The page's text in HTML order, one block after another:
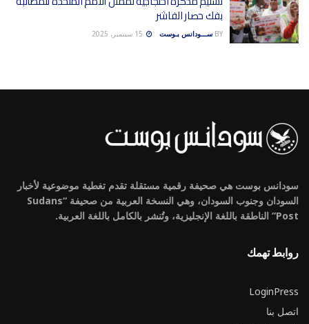
بفك حصار الفاشر
BY ســـودانس بـوست
سودانس بوست هي صحيفة رقمية مستقلة تقدم تغطية موضوعية لأخبار
السودان وجنوب السودان، وهي النسخة العربية من صحيفة “Sudans
Post” الناطقة باللغة الإنجليزية، وتُنشر بالكامل باللغة العربية.
روابط تهمك
LoginPress
اتصل بنا